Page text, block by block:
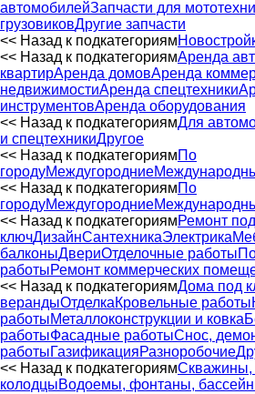
автомобилейЗапчасти для
грузовиковДругие запчасти
<< Назад к подкатегориям
<< Назад к подкатегориямАренда
квартирАренда домовАренда
недвижимостиАренда спецтехники
инструментовАренда оборудования
<< Назад к подкатегориямДля
и спецтехникиДругое
<< Назад к подкатегориямПо
городуМеждугородние
<< Назад к подкатегориямПо
городуМеждугородние
<< Назад к подкатегориямРемонт под
ключДизайнСантехникаЭлектрика
балконыДвериОтделочные работы
работыРемонт коммерческих
<< Назад к подкатегориямДома под
верандыОтделкаКровельные работы
работыМеталлоконструкции и ковка
работыФасадные работыСнос,
работыГазификацияРазноробочие
<< Назад к подкатегориямСкважины,
колодцыВодоемы, фонтаны,